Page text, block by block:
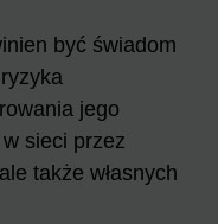
być świadom
jego
sieci przez
także własnych